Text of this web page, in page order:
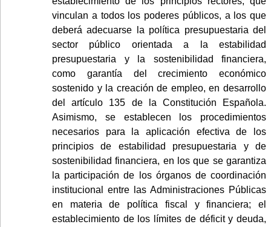
vinculan a todos los poderes públicos, a los que
deberá adecuarse la política presupuestaria del
sector público orientada a la estabilidad
presupuestaria y la sostenibilidad financiera,
como garantía del crecimiento económico
sostenido y la creación de empleo, en desarrollo
del artículo 135 de la Constitución Española.
Asimismo, se establecen los procedimientos
necesarios para la aplicación efectiva de los
principios de estabilidad presupuestaria y de
sostenibilidad financiera, en los que se garantiza
la participación de los órganos de coordinación
institucional entre las Administraciones Públicas
en materia de política fiscal y financiera; el
establecimiento de los límites de déficit y deuda,